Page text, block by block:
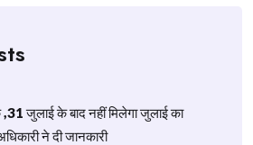
,31 जुलाई के बाद नहीं मिलेगा जुलाई का
ने दी जानकारी